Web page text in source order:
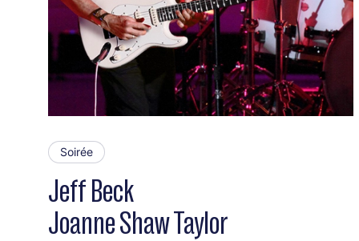
Soirée
Jeff Beck
Joanne Shaw Taylor